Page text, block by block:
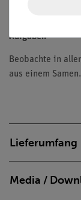
Aufgaben
Beobachte in
aus einem Samen.
Lieferumfang
Media /